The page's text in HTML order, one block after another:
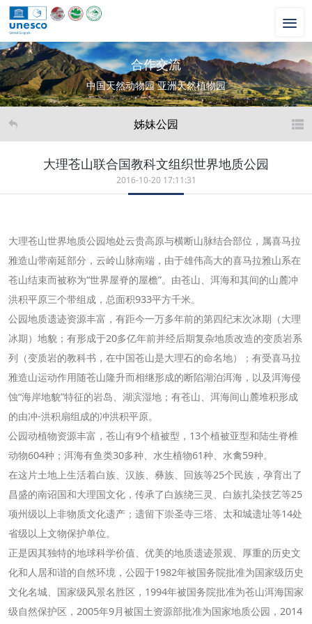
合作交流
中国天然动物园 亚洲天然植物园
姊妹公园
大理苍山联合国教科文组织世界地质公园
2016-10-20 17:11:31
大理苍山世界地质公园地处云贵高原与横断山脉结合部位，属喜马拉
雅造山带南延部分，云岭山脉南端，由于雄伟高大的喜马拉雅山系在
苍山结束而被称为“世界屋脊的屋檐”。由苍山、洱海和其间的山麓冲
洪积平原三个带组成，总面积933平方千米。
公园地质遗迹资源丰富，有距今一万多年前的第四纪末次冰期（大理
冰期）地貌；有形成于20多亿年前并经后期复杂地质改造的变质岩系
列（变质岩的教科书，在中国苍山是大理石的命名地）；有受喜马拉
雅造山运动作用随苍山隆升而相继形成的断陷湖泊洱海，以及洱海侵
蚀“海岸地貌”特征的岩岛、湖滨湿地；有苍山、洱海间山麓堆积形成
的由冲-洪积扇组成的冲洪积平原。
公园动植物资源丰富，苍山有9个植被型，13个植被亚型和陆生脊椎
动物604种；洱海有鱼类30多种、水生植物61种、水禽59种。
在这片土地上生活着白族、汉族、彝族、回族等25个民族，孕育出了
昌盛的南诏国和大理国文化，传承了白族绕三灵、白族扎染技艺等25
项州级以上非物质文化遗产；遗留下崇圣寺三塔、太和城遗址等14处
省级以上文物保护单位。
正是因其独特的地球科学价值、优美的地质遗迹景观、厚重的历史文
化和人居和谐的自然环境，公园于1982年被国务院批准为国家级历史
文化名城、国家级风景名胜区，1994年被国务院批准为苍山洱海国家
级自然保护区，2005年9月被国土资源部批准为国家地质公园，2014